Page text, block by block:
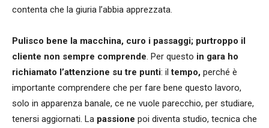
contenta che la giuria l’abbia apprezzata.
Pulisco bene la macchina, curo i passaggi; purtroppo il
cliente non sempre comprende. Per questo in gara ho
richiamato l’attenzione su tre punti: iltempo, perché è
importante comprendere che per fare bene questo lavoro,
solo in apparenza banale, ce ne vuole parecchio, per studiare,
tenersi aggiornati. La passione poi diventa studio, tecnica che